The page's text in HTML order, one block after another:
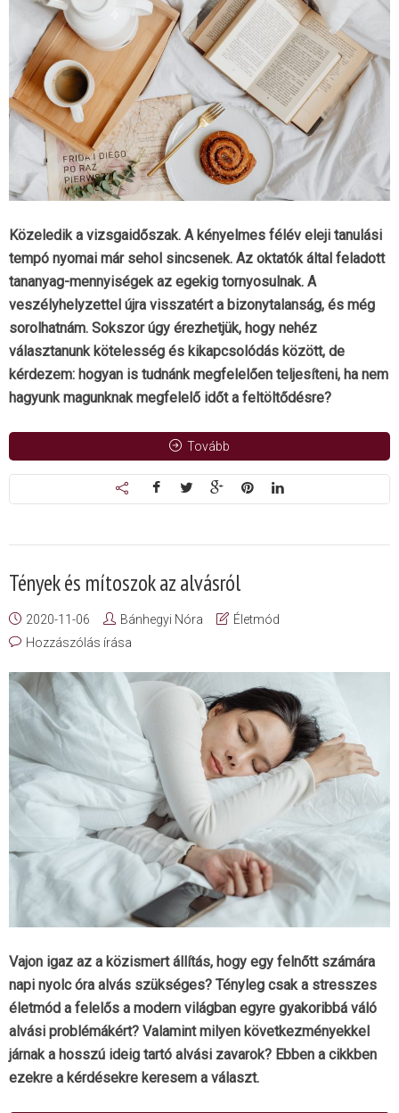
Közeledik a vizsgaidőszak. A kényelmes félév eleji tanulási
tempó nyomai már sehol sincsenek. Az oktatók által feladott
tananyag-mennyiségek az egekig tornyosulnak. A
veszélyhelyzettel újra visszatért a bizonytalanság, és még
sorolhatnám. Sokszor úgy érezhetjük, hogy nehéz
választanunk kötelesség és kikapcsolódás között, de
kérdezem: hogyan is tudnánk megfelelően teljesíteni, ha nem
hagyunk magunknak megfelelő időt a feltöltődésre?
Tovább
Tények és mítoszok az alvásról
2020-11-06 Bánhegyi Nóra
Életmód
Hozzászólás írása
Vajon igaz az a közismert állítás, hogy egy felnőtt számára
napi nyolc óra alvás szükséges? Tényleg csak a stresszes
életmód a felelős a modern világban egyre gyakoribbá váló
alvási problémákért? Valamint milyen következményekkel
járnak a hosszú ideig tartó alvási zavarok? Ebben a cikkben
ezekre a kérdésekre keresem a választ.